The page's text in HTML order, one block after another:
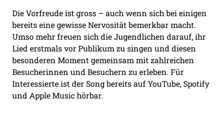
Die Vorfreude ist gross – auch wenn sich bei einigen
bereits eine gewisse Nervosität bemerkbar macht.
Umso mehr freuen sich die Jugendlichen darauf, ihr
Lied erstmals vor Publikum zu singen und diesen
besonderen Moment gemeinsam mit zahlreichen
Besucherinnen und Besuchern zu erleben. Für
Interessierte ist der Song bereits auf YouTube, Spotify
und Apple Music hörbar.